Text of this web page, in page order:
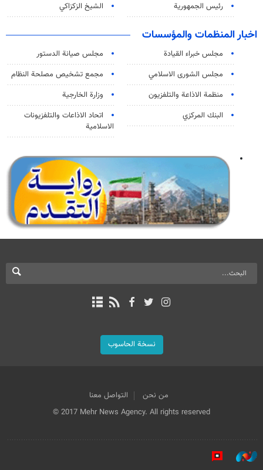
رئيس الجمهورية
الشيخ الزكزاكي
اخبار المنظمات والمؤسسات
مجلس خبراء القيادة
مجلس صيانة الدستور
مجلس الشورى الاسلامي
مجمع تشخيص مصلحة النظام
منظمة الاذاعة والتلفزیون
وزارة الخارجية
البنك المركزي
اتحاد الاذاعات والتلفزيونات
الاسلامية
نسخة الحاسوب
من نحن
التواصل معنا
© 2017 Mehr News Agency. All rights reserved